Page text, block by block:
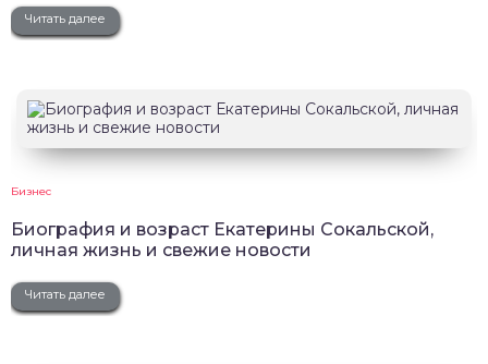
Читать далее
Бизнес
Биография и возраст Екатерины Сокальской,
личная жизнь и свежие новости
Читать далее